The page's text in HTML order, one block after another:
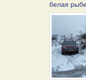
белая